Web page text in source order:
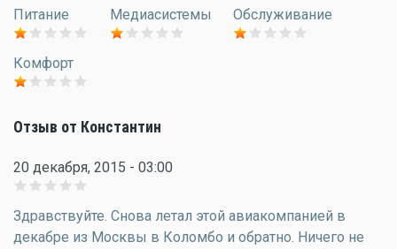
Питание Медиасистемы Обслуживание
Комфорт
Отзыв от Константин
20 декабря, 2015 - 03:00
Здравствуйте. Снова летал этой авиакомпанией в
декабре из Москвы в Коломбо и обратно. Ничего не